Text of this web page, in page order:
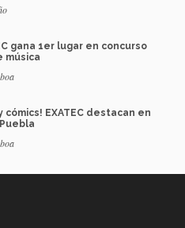
gana 1er lugar en concurso
música
cómics! EXATEC destacan en